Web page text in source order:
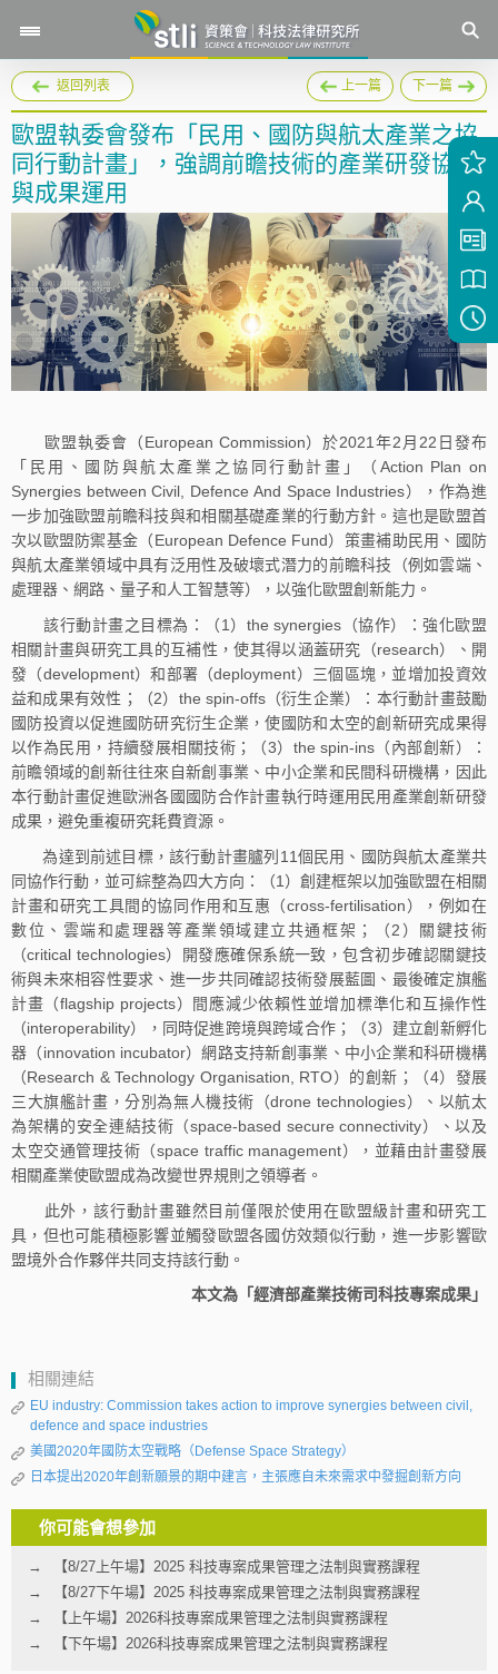
返回列表 上一篇 下一篇
歐盟執委會發布「民用、國防與航太產業之協
同行動計畫」，強調前瞻技術的產業研發協作
與成果運用
歐盟執委會（European Commission）於2021年2月22日發布
「民用、國防與航太產業之協同行動計畫」（Action Plan on
Synergies between Civil, Defence And Space Industries），作為進
一步加強歐盟前瞻科技與和相關基礎產業的行動方針。這也是歐盟首
次以歐盟防禦基金（European Defence Fund）策畫補助民用、國防
與航太產業領域中具有泛用性及破壞式潛力的前瞻科技（例如雲端、
處理器、網路、量子和人工智慧等），以強化歐盟創新能力。
該行動計畫之目標為：（1）the synergies（協作）：強化歐盟
相關計畫與研究工具的互補性，使其得以涵蓋研究（research）、開
發（development）和部署（deployment）三個區塊，並增加投資效
益和成果有效性；（2）the spin-offs（衍生企業）：本行動計畫鼓勵
國防投資以促進國防研究衍生企業，使國防和太空的創新研究成果得
以作為民用，持續發展相關技術；（3）the spin-ins（內部創新）：
前瞻領域的創新往往來自新創事業、中小企業和民間科研機構，因此
本行動計畫促進歐洲各國國防合作計畫執行時運用民用產業創新研發
成果，避免重複研究耗費資源。
為達到前述目標，該行動計畫臚列11個民用、國防與航太產業共
同協作行動，並可綜整為四大方向：（1）創建框架以加強歐盟在相關
計畫和研究工具間的協同作用和互惠（cross-fertilisation），例如在
數位、雲端和處理器等產業領域建立共通框架；（2）關鍵技術
（critical technologies）開發應確保系統一致，包含初步確認關鍵技
術與未來相容性要求、進一步共同確認技術發展藍圖、最後確定旗艦
計畫（flagship projects）間應減少依賴性並增加標準化和互操作性
（interoperability），同時促進跨境與跨域合作；（3）建立創新孵化
器（innovation incubator）網路支持新創事業、中小企業和科研機構
（Research & Technology Organisation, RTO）的創新；（4）發展
三大旗艦計畫，分別為無人機技術（drone technologies）、以航太
為架構的安全連結技術（space-based secure connectivity）、以及
太空交通管理技術（space traffic management），並藉由計畫發展
相關產業使歐盟成為改變世界規則之領導者。
此外，該行動計畫雖然目前僅限於使用在歐盟級計畫和研究工
具，但也可能積極影響並觸發歐盟各國仿效類似行動，進一步影響歐
盟境外合作夥伴共同支持該行動。
本文為「經濟部產業技術司科技專案成果」
相關連結
EU industry: Commission takes action to improve synergies between civil,
defence and space industries
美國2020年國防太空戰略（Defense Space Strategy）
日本提出2020年創新願景的期中建言，主張應自未來需求中發掘創新方向
你可能會想參加
【8/27上午場】2025 科技專案成果管理之法制與實務課程
【8/27下午場】2025 科技專案成果管理之法制與實務課程
【上午場】2026科技專案成果管理之法制與實務課程
【下午場】2026科技專案成果管理之法制與實務課程